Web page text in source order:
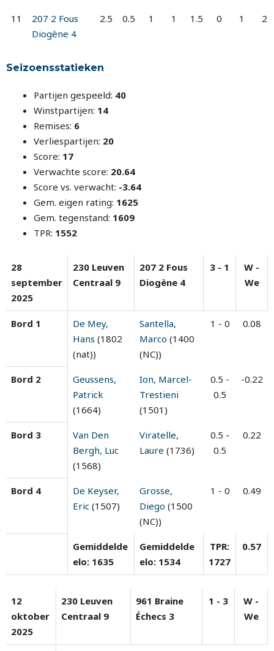
11
207 2 Fous
Diogène 4
2.5 0.5 1 1 1.5 0 1 2
Seizoensstatieken
Partijen gespeeld: 40
Winstpartijen: 14
Remises: 6
Verliespartijen: 20
Score: 17
Verwachte score: 20.64
Score vs. verwacht: -3.64
Gem. eigen rating: 1625
Gem. tegenstand: 1609
TPR: 1552
28
september
2025
230 Leuven
Centraal 9
207 2 Fous
Diogène 4
3 - 1
W -
We
Bord 1
De Mey,
Hans (1802
(nat))
Santella,
Marco (1400
(NC))
1 - 0 0.08
Bord 2
Geussens,
Patrick
(1664)
Ion, Marcel-
Trestieni
(1501)
0.5 -
0.5
-0.22
Bord 3
Van Den
Bergh, Luc
(1568)
Viratelle,
Laure (1736)
0.5 -
0.5
0.22
Bord 4
De Keyser,
Eric (1507)
Grosse,
Diego (1500
(NC))
1 - 0 0.49
Gemiddelde
elo: 1635
Gemiddelde
elo: 1534
TPR:
1727
0.57
12
oktober
2025
230 Leuven
Centraal 9
961 Braine
Échecs 3
1 - 3
W -
We